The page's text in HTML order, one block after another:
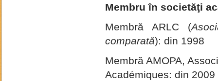
Membru în societăţi
Membră ARLC (
comparată): din 1998
Membră AMOPA,
Académiques: din 2009